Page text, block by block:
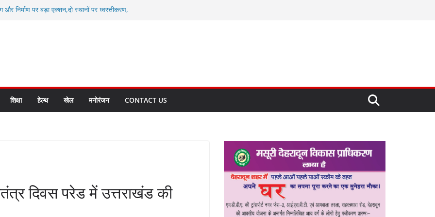
और निर्माण पर बड़ा एक्शन,दो स्थानों पर ध्वस्तीकरण,
टू ग्लोबल’ के संकल्प को आगे बढ़ा रही उत्तराखंड
के पदक विजेताओं और प्रशिक्षकों को
क्रीड़ा विश्वविद्यालय गौलापार के निर्माण कार्यों की
शिक्षा हेल्थ खेल मनोरंजन CONTACT US
दिवस परेड में उत्तराखंड की